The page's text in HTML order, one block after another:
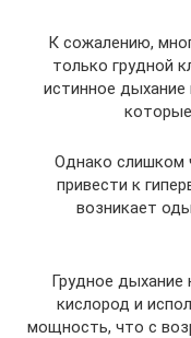
К сожалению,
только грудной
истинное дыхание
Однако слишком
привести к
возникает
Грудное
кислород и
мощность, что с